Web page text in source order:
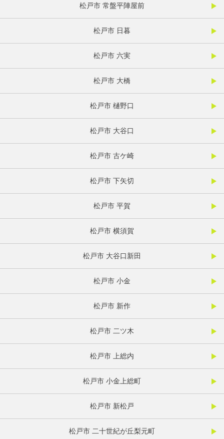
松戸市 常盤平陣屋前
松戸市 日暮
松戸市 六実
松戸市 大橋
松戸市 樋野口
松戸市 大谷口
松戸市 古ケ崎
松戸市 下矢切
松戸市 平賀
松戸市 横須賀
松戸市 大谷口新田
松戸市 小金
松戸市 新作
松戸市 二ツ木
松戸市 上総内
松戸市 小金上総町
松戸市 新松戸
松戸市 二十世紀が丘梨元町